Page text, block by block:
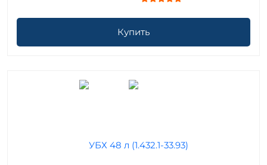
Купить